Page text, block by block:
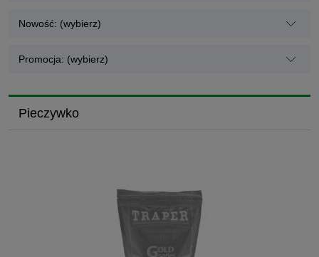
Nowość: (wybierz)
Promocja: (wybierz)
Pieczywko